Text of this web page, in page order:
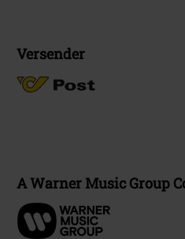
Versender
A Warner Music Group